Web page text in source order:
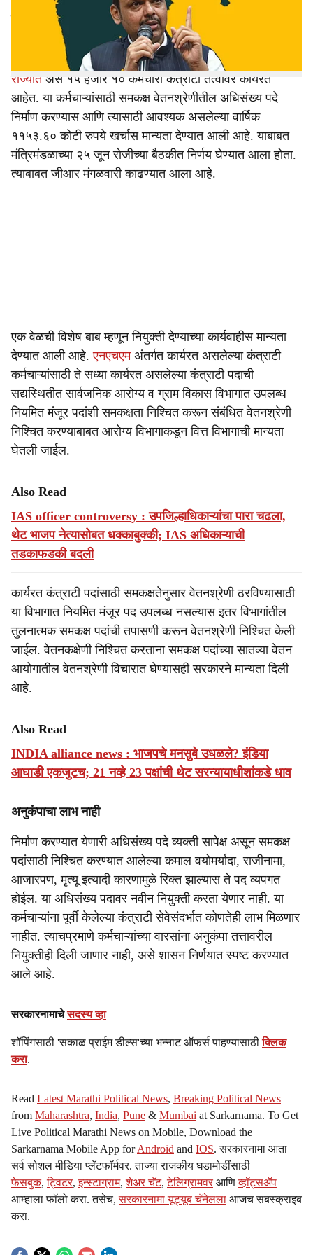
निर्णय जारी करण्यात आला आहे. तांत्रिक खंड १० वर्षे किंवा त्यापेक्षा
अधिक सेवा पूर्ण केलेल्या कर्मचाऱ्यांना त्याचा फायदा होणार आहे.
राज्यात असे १५ हजार १० कर्मचारी कंत्राटी तत्वावर कार्यरत
आहेत. या कर्मचाऱ्यांसाठी समकक्ष वेतनश्रेणीतील अधिसंख्य पदे
निर्माण करण्यास आणि त्यासाठी आवश्यक असलेल्या वार्षिक
११५३.६० कोटी रुपये खर्चास मान्यता देण्यात आली आहे. याबाबत
मंत्रिमंडळाच्या २५ जून रोजीच्या बैठकीत निर्णय घेण्यात आला होता.
त्याबाबत जीआर मंगळवारी काढण्यात आला आहे.
एक वेळची विशेष बाब म्हणून नियुक्ती देण्याच्या कार्यवाहीस मान्यता
देण्यात आली आहे.एनएचएम अंतर्गत कार्यरत असलेल्या कंत्राटी
कर्मचाऱ्यांसाठी ते सध्या कार्यरत असलेल्या कंत्राटी पदाची
सद्यस्थितीत सार्वजनिक आरोग्य व ग्राम विकास विभागात उपलब्ध
नियमित मंजूर पदांशी समकक्षता निश्चित करून संबंधित वेतनश्रेणी
निश्चित करण्याबाबत आरोग्य विभागाकडून वित्त विभागाची मान्यता
घेतली जाईल.
Also Read
IAS officer controversy : उपजिल्हाधिकाऱ्यांचा पारा चढला,
थेट भाजप नेत्यासोबत धक्काबुक्की; IAS अधिकाऱ्याची
तडकाफडकी बदली
कार्यरत कंत्राटी पदांसाठी समकक्षतेनुसार वेतनश्रेणी ठरविण्यासाठी
या विभागात नियमित मंजूर पद उपलब्ध नसल्यास इतर विभागांतील
तुलनात्मक समकक्ष पदांची तपासणी करून वेतनश्रेणी निश्चित केली
जाईल. वेतनकक्षेणी निश्चित करताना समकक्ष पदांच्या सातव्या वेतन
आयोगातील वेतनश्रेणी विचारात घेण्यासही सरकारने मान्यता दिली
आहे.
Also Read
INDIA alliance news : भाजपचे मनसुबे उधळले? इंडिया
आघाडी एकजुटच; 21 नव्हे 23 पक्षांची थेट सरन्यायाधीशांकडे धाव
अनुकंपाचा लाभ नाही
निर्माण करण्यात येणारी अधिसंख्य पदे व्यक्ती सापेक्ष असून समकक्ष
पदांसाठी निश्चित करण्यात आलेल्या कमाल वयोमर्यादा, राजीनामा,
आजारपण, मृत्यू इत्यादी कारणामुळे रिक्त झाल्यास ते पद व्यपगत
होईल. या अधिसंख्य पदावर नवीन नियुक्ती करता येणार नाही. या
कर्मचाऱ्यांना पूर्वी केलेल्या कंत्राटी सेवेसंदर्भात कोणतेही लाभ मिळणार
नाहीत. त्याचप्रमाणे कर्मचाऱ्यांच्या वारसांना अनुकंपा तत्तावरील
नियुक्तीही दिली जाणार नाही, असे शासन निर्णयात स्पष्ट करण्यात
आले आहे.
सरकारनामाचेसदस्य व्हा
शॉपिंगसाठी 'सकाळ प्राईम डील्स'च्या भन्नाट ऑफर्स पाहण्यासाठीक्लिक
करा.
Read Latest Marathi Political News, Breaking Political News
from Maharashtra, India, Pune & Mumbai at Sarkarnama. To Get
Live Political Marathi News on Mobile, Download the
Sarkarnama Mobile App forAndroid and IOS. सरकारनामा आता
सर्व सोशल मीडिया प्लॅटफॉर्मवर. ताज्या राजकीय घडामोडींसाठी
फेसबुक,ट्विटर,इन्स्टाग्राम,शेअर चॅट,टेलिग्रामवर आणिव्हॉट्सॲप
आम्हाला फॉलो करा. तसेच,सरकारनामा यूट्यूब चॅनेलला आजच सबस्क्राइब
करा.